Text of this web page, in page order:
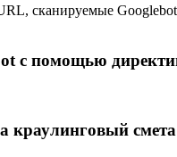
сканируемые
с помощью
краулинговый